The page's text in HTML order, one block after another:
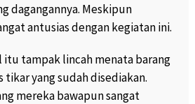
dagangannya. Meskipun
antusias dengan kegiatan ini.
itu tampak lincah menata barang
tikar yang sudah disediakan.
mereka bawapun sangat